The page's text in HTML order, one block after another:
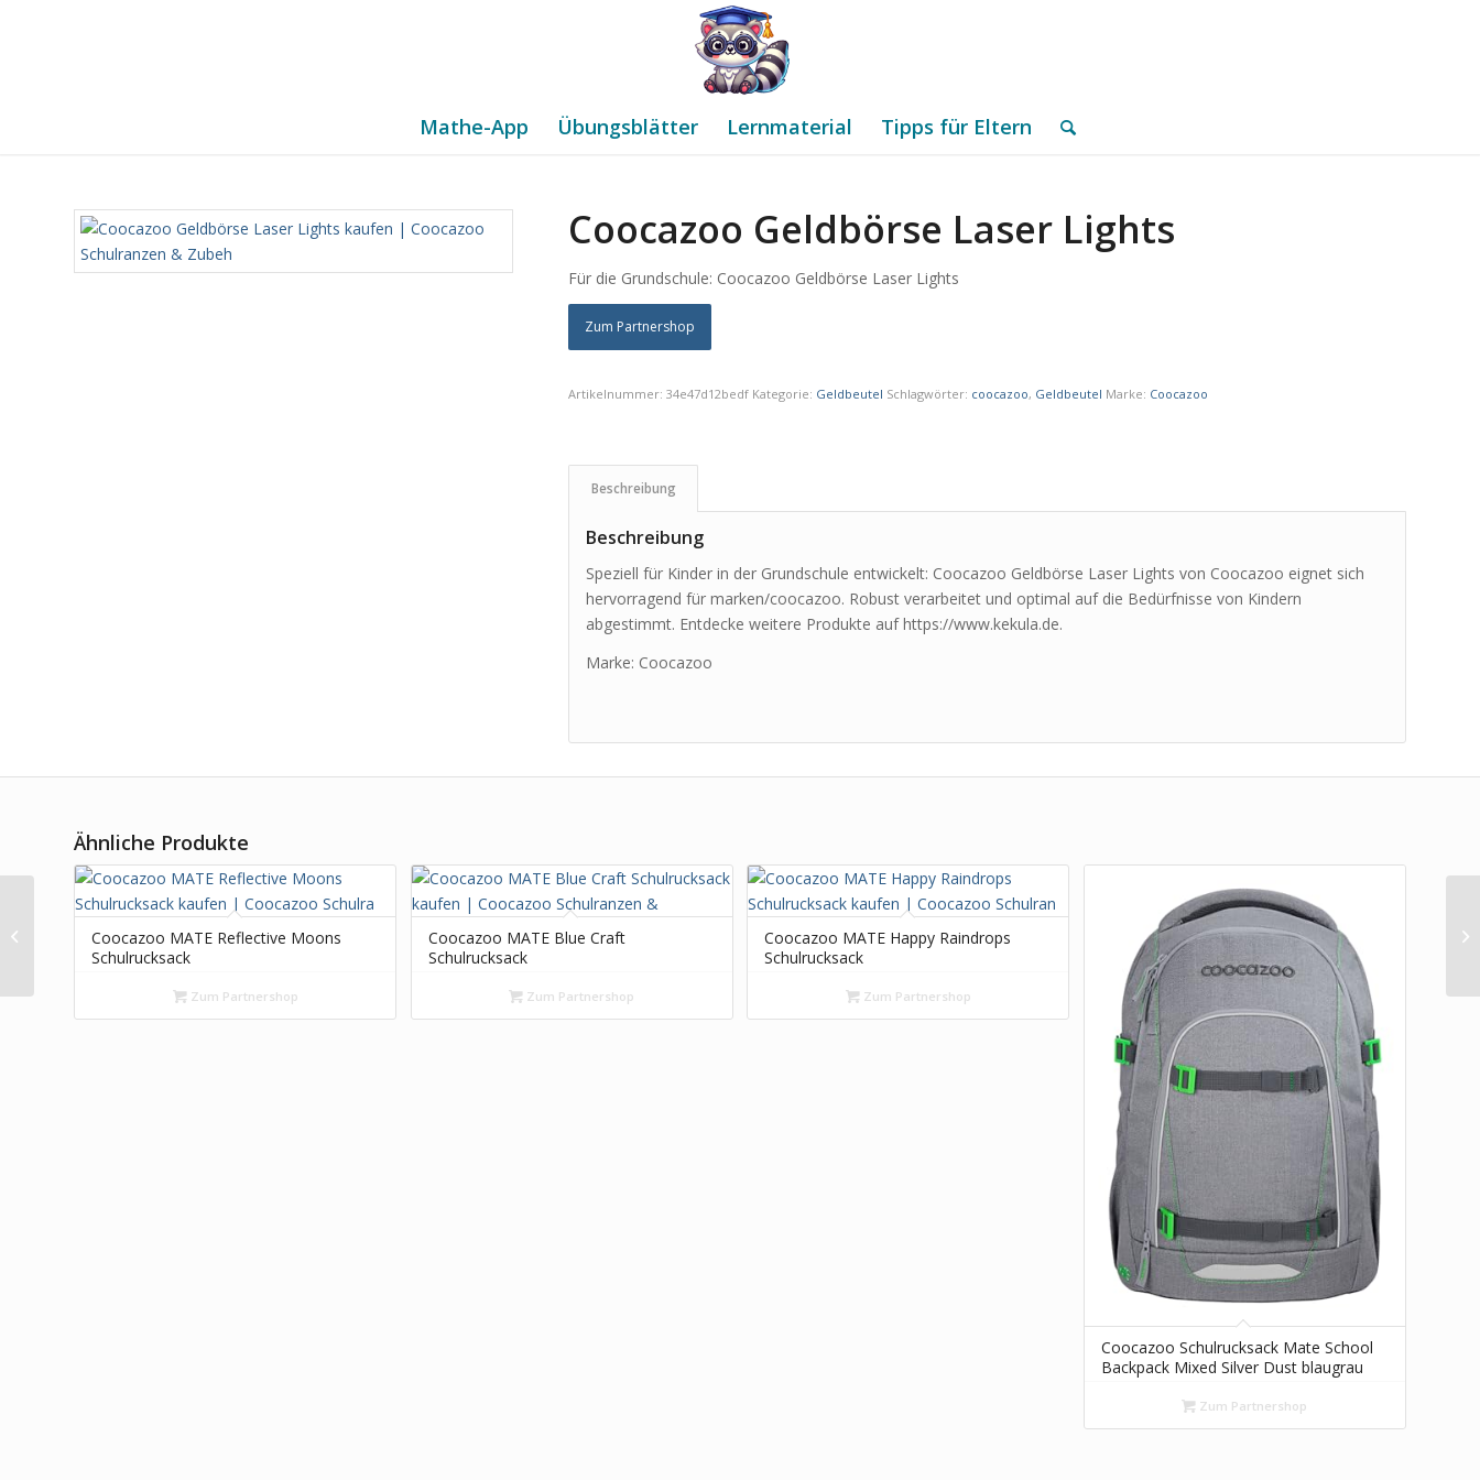
Mathe-App Übungsblätter Lernmaterial Tipps für Eltern
Coocazoo Geldbörse Laser Lights
Für die Grundschule: Coocazoo Geldbörse Laser Lights
Zum Partnershop
Artikelnummer:34e47d12bedf Kategorie: Geldbeutel Schlagwörter: coocazoo, Geldbeutel Marke: Coocazoo
Beschreibung
Beschreibung
Speziell für Kinder in der Grundschule entwickelt: Coocazoo Geldbörse Laser Lights von Coocazoo eignet sich
hervorragend für marken/coocazoo. Robust verarbeitet und optimal auf die Bedürfnisse von Kindern
abgestimmt. Entdecke weitere Produkte auf https://www.kekula.de.
Marke: Coocazoo
Ähnliche Produkte
Coocazoo MATE Reflective Moons
Schulrucksack
Zum Partnershop
Coocazoo MATE Blue Craft
Schulrucksack
Zum Partnershop
Coocazoo MATE Happy Raindrops
Schulrucksack
Zum Partnershop
Coocazoo Schulrucksack Mate School
Backpack Mixed Silver Dust blaugrau
Zum Partnershop
Coocazoo Geldbörse
Electric Ice